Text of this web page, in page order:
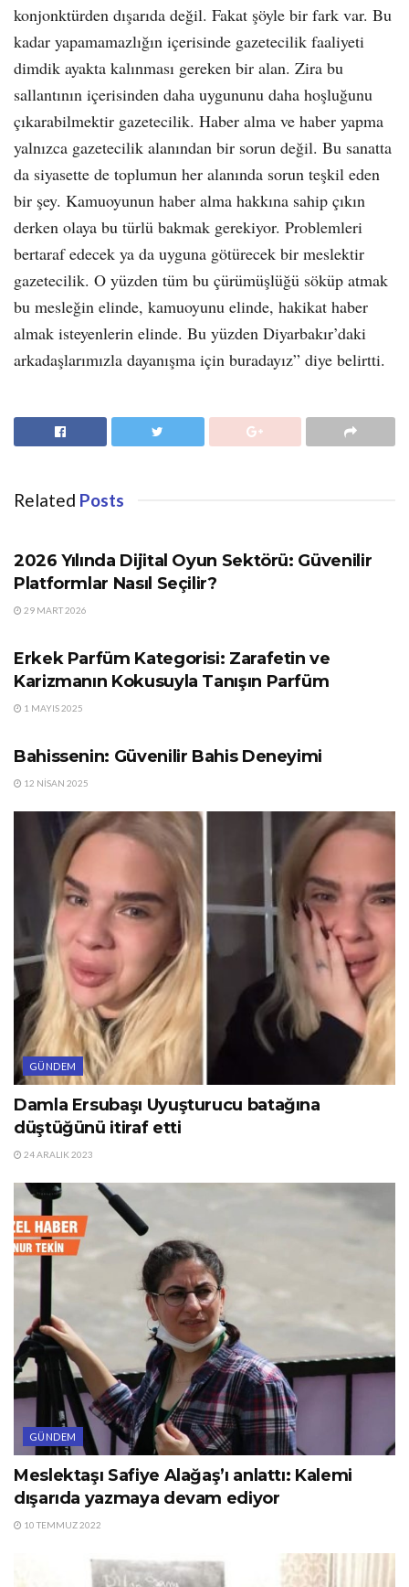
konjonktürden dışarıda değil. Fakat şöyle bir fark var. Bu
kadar yapamamazlığın içerisinde gazetecilik faaliyeti
dimdik ayakta kalınması gereken bir alan. Zira bu
sallantının içerisinden daha uygununu daha hoşluğunu
çıkarabilmektir gazetecilik. Haber alma ve haber yapma
yalnızca gazetecilik alanından bir sorun değil. Bu sanatta
da siyasette de toplumun her alanında sorun teşkil eden
bir şey. Kamuoyunun haber alma hakkına sahip çıkın
derken olaya bu türlü bakmak gerekiyor. Problemleri
bertaraf edecek ya da uyguna götürecek bir meslektir
gazetecilik. O yüzden tüm bu çürümüşlüğü söküp atmak
bu mesleğin elinde, kamuoyunu elinde, hakikat haber
almak isteyenlerin elinde. Bu yüzden Diyarbakır’daki
arkadaşlarımızla dayanışma için buradayız” diye belirtti.
Related Posts
2026 Yılında Dijital Oyun Sektörü: Güvenilir
Platformlar Nasıl Seçilir?
29 MART 2026
Erkek Parfüm Kategorisi: Zarafetin ve
Karizmanın Kokusuyla Tanışın Parfüm
1 MAYIS 2025
Bahissenin: Güvenilir Bahis Deneyimi
12 NISAN 2025
GÜNDEM
Damla Ersubaşı Uyuşturucu batağına
düştüğünü itiraf etti
24 ARALIK 2023
GÜNDEM
Meslektaşı Safiye Alağaş’ı anlattı: Kalemi
dışarıda yazmaya devam ediyor
10 TEMMUZ 2022